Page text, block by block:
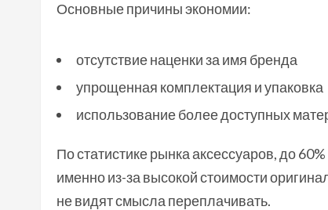
Основные причины экономии:
отсутствие наценки за имя бренда
упрощенная комплектация и упаковка
использование более доступных
По статистике рынка аксессуаров, до
именно из-за высокой стоимости
не видят смысла переплачивать.